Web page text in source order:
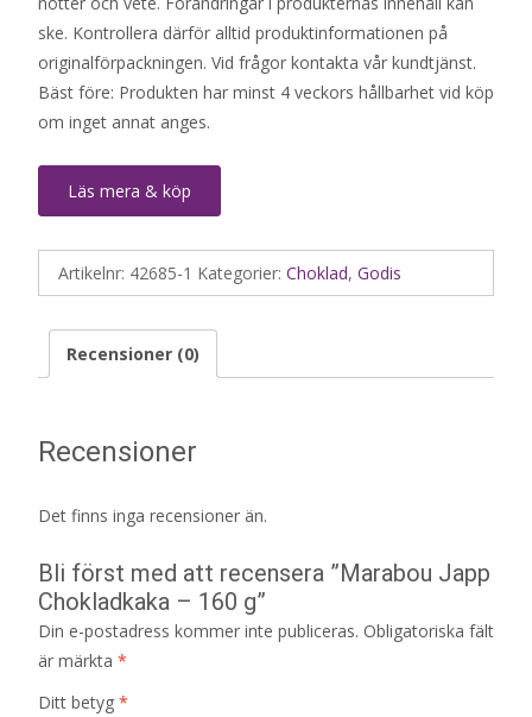
ske. Kontrollera därför alltid produktinformationen på
originalförpackningen. Vid frågor kontakta vår kundtjänst.
Bäst före: Produkten har minst 4 veckors hållbarhet vid köp
om inget annat anges.
Läs mera & köp
Artikelnr: 42685-1 Kategorier: Choklad, Godis
Recensioner (0)
Recensioner
Det finns inga recensioner än.
Bli först med att recensera ”Marabou Japp
Chokladkaka – 160 g”
Din e-postadress kommer inte publiceras. Obligatoriska fält
är märkta *
Ditt betyg *